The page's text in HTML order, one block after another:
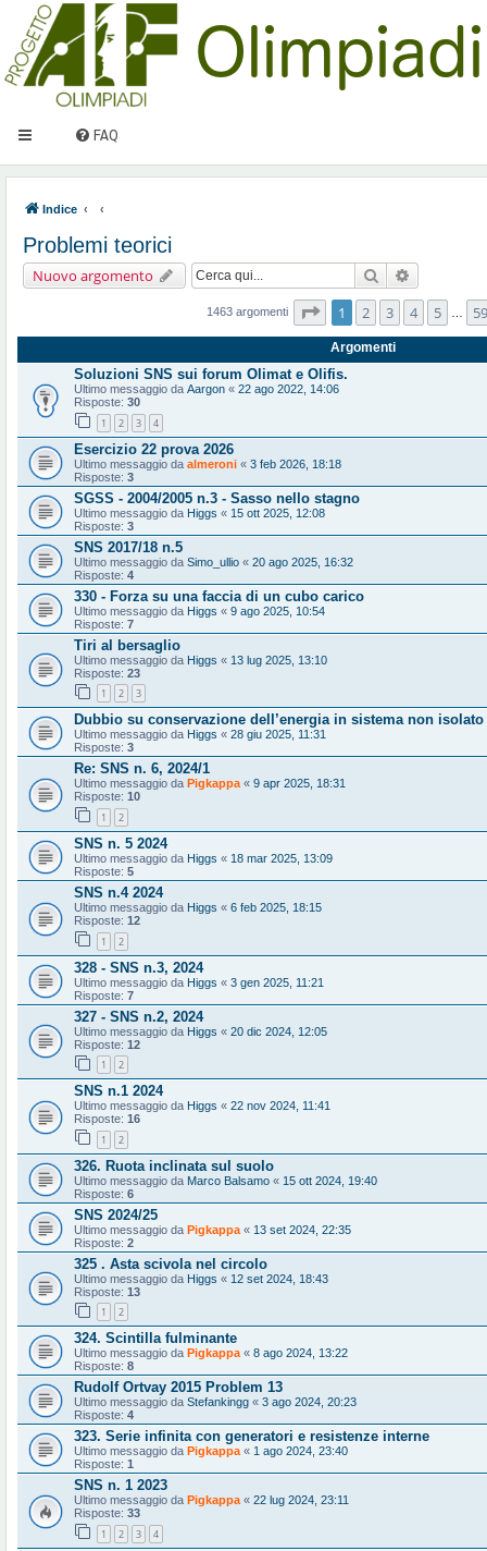
FAQ
Indice
Problemi teorici
Nuovo argomento Cerca
1463 argomenti Pagina1 di59
1 2 3 4 5 59
Argomenti
Soluzioni SNS sui forum Olimat e Olifis.
Ultimo messaggio da Aargon « 22 ago 2022, 14:06
Risposte: 30
1 2 3 4
Esercizio 22 prova 2026
Ultimo messaggio da almeroni « 3 feb 2026, 18:18
Risposte: 3
SGSS - 2004/2005 n.3 - Sasso nello stagno
Ultimo messaggio da Higgs « 15 ott 2025, 12:08
Risposte: 3
SNS 2017/18 n.5
Ultimo messaggio da Simo_ullio « 20 ago 2025, 16:32
Risposte: 4
330 - Forza su una faccia di un cubo carico
Ultimo messaggio da Higgs « 9 ago 2025, 10:54
Risposte: 7
Tiri al bersaglio
Ultimo messaggio da Higgs « 13 lug 2025, 13:10
Risposte: 23
1 2 3
Dubbio su conservazione dell’energia in sistema non
Ultimo messaggio da Higgs « 28 giu 2025, 11:31
Risposte: 3
Re: SNS n. 6, 2024/1
Ultimo messaggio da Pigkappa « 9 apr 2025, 18:31
Risposte: 10
1 2
SNS n. 5 2024
Ultimo messaggio da Higgs « 18 mar 2025, 13:09
Risposte: 5
SNS n.4 2024
Ultimo messaggio da Higgs « 6 feb 2025, 18:15
Risposte: 12
1 2
328 - SNS n.3, 2024
Ultimo messaggio da Higgs « 3 gen 2025, 11:21
Risposte: 7
327 - SNS n.2, 2024
Ultimo messaggio da Higgs « 20 dic 2024, 12:05
Risposte: 12
1 2
SNS n.1 2024
Ultimo messaggio da Higgs « 22 nov 2024, 11:41
Risposte: 16
1 2
326. Ruota inclinata sul suolo
Ultimo messaggio da Marco Balsamo « 15 ott 2024, 19:40
Risposte: 6
SNS 2024/25
Ultimo messaggio da Pigkappa « 13 set 2024, 22:35
Risposte: 2
325 . Asta scivola nel circolo
Ultimo messaggio da Higgs « 12 set 2024, 18:43
Risposte: 13
1 2
324. Scintilla fulminante
Ultimo messaggio da Pigkappa« 8 ago 2024, 13:22
Risposte: 8
Rudolf Ortvay 2015 Problem 13
Ultimo messaggio da Stefankingg « 3 ago 2024, 20:23
Risposte: 4
323. Serie infinita con generatori e resistenze interne
Ultimo messaggio da Pigkappa« 1 ago 2024, 23:40
Risposte: 1
SNS n. 1 2023
Ultimo messaggio da Pigkappa« 22 lug 2024, 23:11
Risposte: 33
1 2 3 4